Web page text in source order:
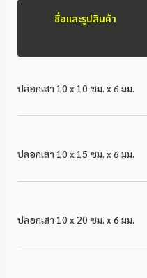
ชื่อและรูปสินค้า
ปลอกเสา 10 x 10 ซม. x 6 มม.
ปลอกเสา 10 x 15 ซม. x 6 มม.
ปลอกเสา 10 x 20 ซม. x 6 มม.